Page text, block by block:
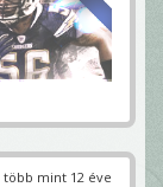
több mint 12 éve